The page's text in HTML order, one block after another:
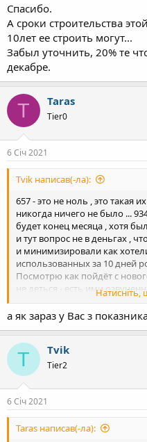
Спасибо.
А сроки строительства
10лет ее строить могут...
Забыл уточнить, 20% те
декабре.
T Taras
Tier0
6 Січ 2021
Tvik написав(-ла):
657 - это не ноль , это такая
никогда ничего не было ...
будет конец месяца , хотя
и тут вопрос не в деньгах ,
и минимизировали как
использованных за 10 дней
Посмотрю как пойдёт с
не деться - есть ими
Разбирался и уже не только с
Там правды не добиться ,
... с момента подписания ЗТ,
отдаётся , надо было неделю
типа - в выходные )))
Натисніть,
а як зараз у Вас з
T Tvik
Tier2
6 Січ 2021
Taras написав(-ла):